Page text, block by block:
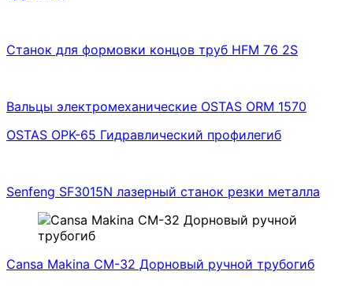
Станок для формовки концов труб HFM 76 2S
Вальцы электромеханические OSTAS ORM 1570
OSTAS OPK-65 Гидравлический профилегиб
Senfeng SF3015N лазерный станок резки металла
Cansa Makina CM-32 Дорновый ручной трубогиб